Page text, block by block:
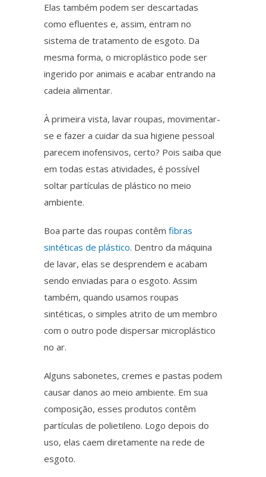
Elas também podem ser descartadas
como efluentes e, assim, entram no
sistema de tratamento de esgoto. Da
mesma forma, o microplástico pode ser
ingerido por animais e acabar entrando na
cadeia alimentar.
À primeira vista, lavar roupas, movimentar-
se e fazer a cuidar da sua higiene pessoal
parecem inofensivos, certo? Pois saiba que
em todas estas atividades, é possível
soltar partículas de plástico no meio
ambiente.
Boa parte das roupas contêm fibras
sintéticas de plástico. Dentro da máquina
de lavar, elas se desprendem e acabam
sendo enviadas para o esgoto. Assim
também, quando usamos roupas
sintéticas, o simples atrito de um membro
com o outro pode dispersar microplástico
no ar.
Alguns sabonetes, cremes e pastas podem
causar danos ao meio ambiente. Em sua
composição, esses produtos contêm
partículas de polietileno. Logo depois do
uso, elas caem diretamente na rede de
esgoto.